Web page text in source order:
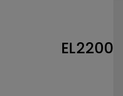
EL2200